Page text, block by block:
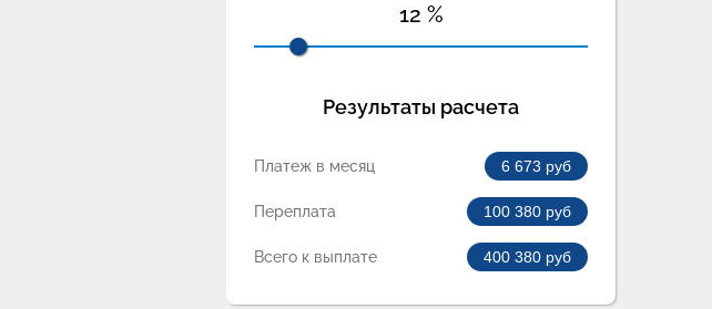
12 %
Результаты расчета
Платеж в месяц 6 673 руб
Переплата 100 380 руб
Всего к выплате 400 380 руб